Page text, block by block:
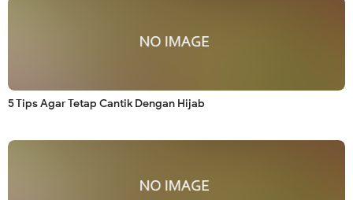
5 Tips Agar Tetap Cantik Dengan Hijab